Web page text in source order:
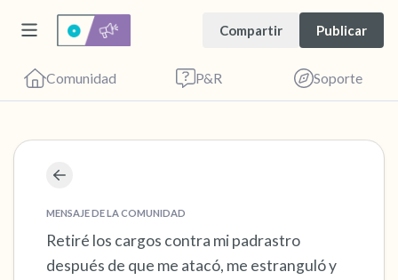
Compartir Publicar
Comunidad P&R Soporte
MENSAJE DE LA COMUNIDAD
Retiré los cargos contra mi padrastro
después de que me atacó, me estranguló y
Encuentra un lugar cómodo para sentarte.
Cierra los ojos suavemente y respira
profundamente un par de veces: inhala por la
nariz (cuenta hasta 3), exhala por la boca